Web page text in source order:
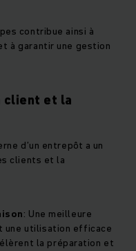
contribue ainsi à
à garantir une gestion
client et la
d’un entrepôt a un
clients et la
: Une meilleure
une utilisation efficace
la préparation et